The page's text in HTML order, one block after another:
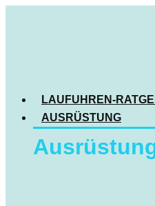
LAUFUHREN-
AUSRÜSTUNG